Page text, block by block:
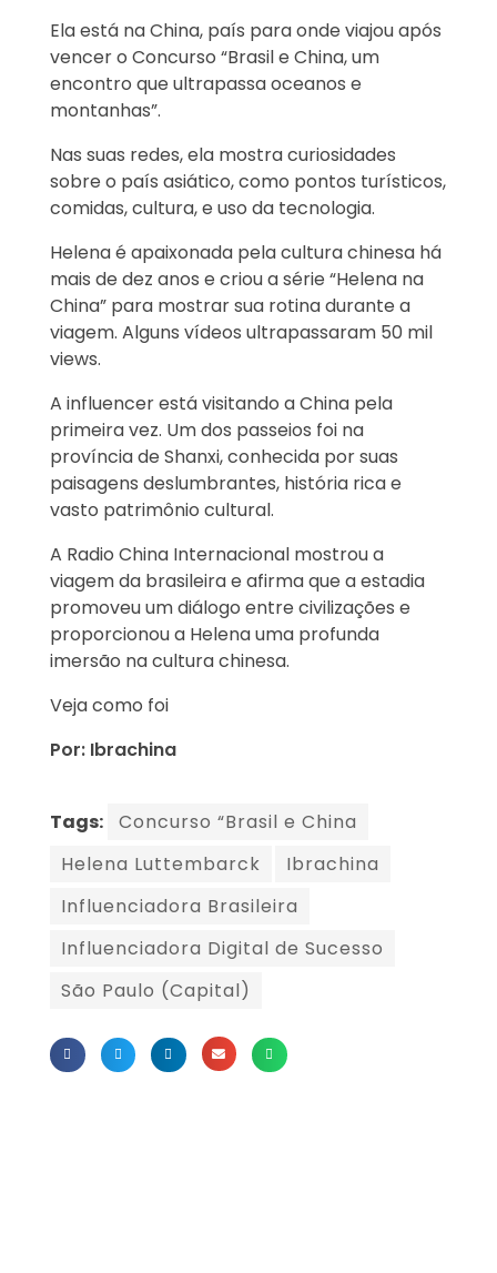
Ela está na China, país para onde viajou após
vencer o Concurso “Brasil e China, um
encontro que ultrapassa oceanos e
montanhas”.
Nas suas redes, ela mostra curiosidades
sobre o país asiático, como pontos turísticos,
comidas, cultura, e uso da tecnologia.
Helena é apaixonada pela cultura chinesa há
mais de dez anos e criou a série “Helena na
China” para mostrar sua rotina durante a
viagem. Alguns vídeos ultrapassaram 50 mil
views.
A influencer está visitando a China pela
primeira vez. Um dos passeios foi na
província de Shanxi, conhecida por suas
paisagens deslumbrantes, história rica e
vasto patrimônio cultural.
A Radio China Internacional mostrou a
viagem da brasileira e afirma que a estadia
promoveu um diálogo entre civilizações e
proporcionou a Helena uma profunda
imersão na cultura chinesa.
Veja como foi
Por: Ibrachina
Tags:
Concurso “Brasil e China
Helena Luttembarck
Ibrachina
Influenciadora Brasileira
Influenciadora Digital de Sucesso
São Paulo (Capital)